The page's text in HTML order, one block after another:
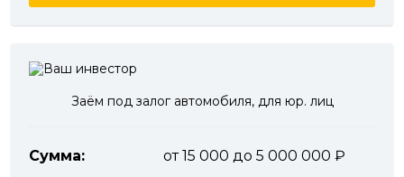
Заём под залог автомобиля, для юр. лиц
Сумма:
от 15 000 до 5 000 000